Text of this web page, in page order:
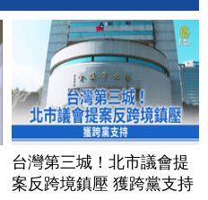
台灣第三城！北市議會提
案反跨境鎮壓 獲跨黨支持